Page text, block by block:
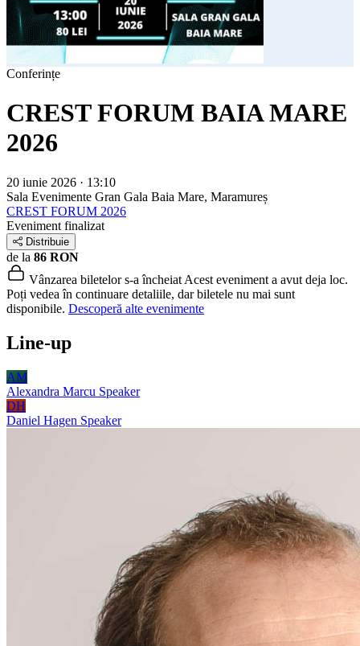
Conferințe
CREST FORUM BAIA MARE
2026
20 iunie 2026 · 13:10
Sala Evenimente Gran Gala Baia Mare, Maramureș
CREST FORUM 2026
Eveniment finalizat
Distribuie
de la 86 RON
Vânzarea biletelor s-a încheiat Acest eveniment a avut deja loc.
Poți vedea în continuare detaliile, dar biletele nu mai sunt
disponibile. Descoperă alte evenimente
Line-up
AM
Alexandra Marcu Speaker
DH
Daniel Hagen Speaker